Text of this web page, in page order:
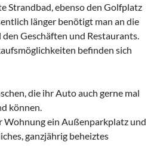
Strandbad, ebenso den Golfplatz
länger benötigt man an die
Geschäften und Restaurants.
befinden sich
die ihr Auto auch gerne mal
können.
Wohnung ein Außenparkplatz und
ganzjährig beheiztes